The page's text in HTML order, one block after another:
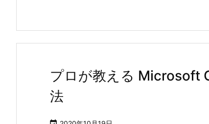
プロが教える Microsoft
法